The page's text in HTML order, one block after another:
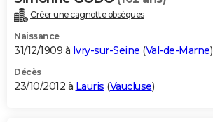
Créer une cagnotte obsèques
Naissance
31/12/1909 à Ivry-sur-Seine (Val-de-Marne)
Décès
23/10/2012 à Lauris (Vaucluse)